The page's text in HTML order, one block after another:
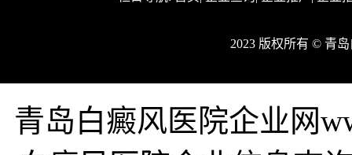
2023 版权所有 © 青
青岛白癜风医院企业网